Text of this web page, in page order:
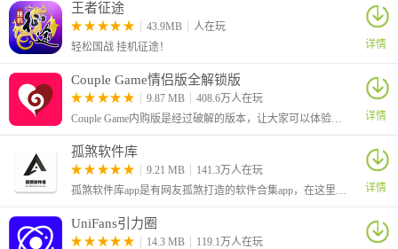
王者征途
43.9MB
人在玩
轻松国战 挂机征途！
详情
Couple Game情侣版全解锁版
9.87 MB
408.6万人在玩
Couple Game内购版是经过破解的版本，让大家可以体验到全部解锁的功能。这是一个很有趣的情侣版真心话大冒险游戏，可以有助于情侣之间进行感情的升温。
详情
孤煞软件库
9.21 MB
141.3万人在玩
孤煞软件库app是有网友孤煞打造的软件合集app，在这里为大家分享了许多好用的应用和游戏。有着丰富的栏目，可以看到有许多破解版的应用，基本上都是解锁了会员、解锁了付费功能的
详情
UniFans引力圈
14.3 MB
119.1万人在玩